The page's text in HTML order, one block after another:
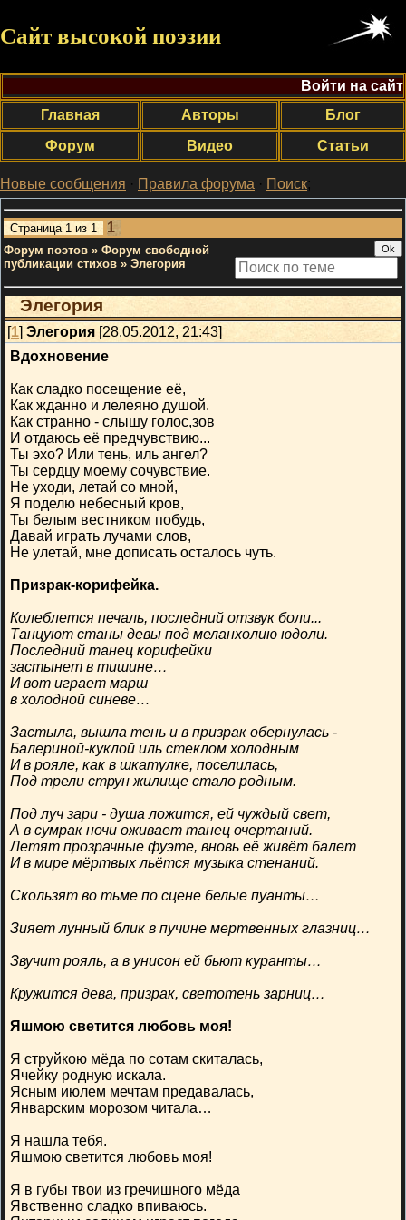
Сайт высокой поэзии
Войти на сайт
Главная
Авторы
Блог
Форум
Видео Статьи
Новые сообщения · Правила форума · Поиск;
Страница 1 из 1 1
Форум поэтов » Форум свободной
публикации стихов » Элегория
Элегория
[1] Элегория [28.05.2012, 21:43]
Вдохновение
Как сладко посещение её,
Как жданно и лелеяно душой.
Как странно - слышу голос,зов
И отдаюсь её предчувствию...
Ты эхо? Или тень, иль ангел?
Ты сердцу моему сочувствие.
Не уходи, летай со мной,
Я поделю небесный кров,
Ты белым вестником побудь,
Давай играть лучами слов,
Не улетай, мне дописать осталось чуть.
Призрак-корифейка.
Колеблется печаль, последний отзвук боли...
Танцуют станы девы под меланхолию юдоли.
Последний танец корифейки
застынет в тишине…
И вот играет марш
в холодной синеве…
Застыла, вышла тень и в призрак обернулась -
Балериной-куклой иль стеклом холодным
И в рояле, как в шкатулке, поселилась,
Под трели струн жилище стало родным.
Под луч зари - душа ложится, ей чуждый свет,
А в сумрак ночи оживает танец очертаний.
Летят прозрачные фуэте, вновь её живёт балет
И в мире мёртвых льётся музыка стенаний.
Скользят во тьме по сцене белые пуанты…
Зияет лунный блик в пучине мертвенных глазниц…
Звучит рояль, а в унисон ей бьют куранты…
Кружится дева, призрак, светотень зарниц…
Яшмою светится любовь моя!
Я струйкою мёда по сотам скиталась,
Ячейку родную искала.
Ясным июлем мечтам предавалась,
Январским морозом читала…
Я нашла тебя.
Яшмою светится любовь моя!
Я в губы твои из гречишного мёда
Явственно сладко впиваюсь.